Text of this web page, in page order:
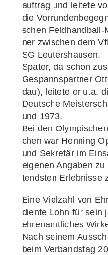
auf­­trag und lei­te­te
die
schen
ner zwi­schen dem
SG Leutershausen.
Spä­ter, da schon
Gespanns­part­ner
dau), lei­te­te er u.a.
Deut­sche
und 1973.
Bei den
chen war Hen­ning
und Sekre­tär im
eige­nen Anga­ben
tends­ten Erleb­nis­se
Eine Viel­zahl von
dien­te Lohn für sein
ehren­amt­li­ches
Nach sei­nem
beim Ver­bands­tag